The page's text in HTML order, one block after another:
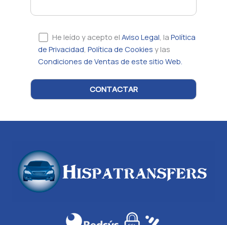
He leído y acepto el Aviso Legal, la Política
de Privacidad, Política de Cookies y las
Condiciones de Ventas de este sitio Web.